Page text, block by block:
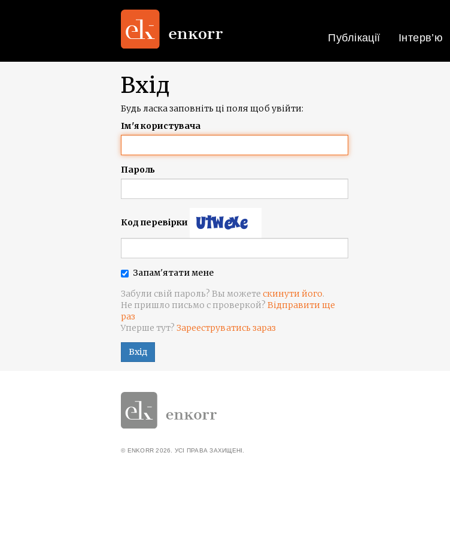
Публікації Інтерв’ю
Вхід
Будь ласка заповніть ці поля щоб увійти:
Ім'я користувача
Пароль
Код перевірки
Запам'ятати мене
Забули свій пароль? Вы можете скинути його.
Не пришло письмо с проверкой? Відправити ще
раз
Уперше тут? Зарееструватись зараз
Вхід
© ENKORR 2026. УСІ ПРАВА ЗАХИЩЕНІ.